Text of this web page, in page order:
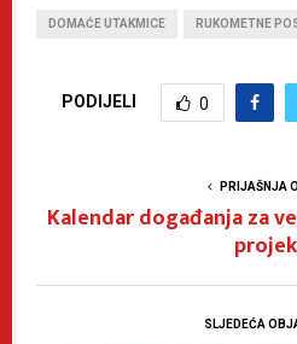
DOMAĆE UTAKMICE RUKOMETNE
PODIJELI 0
PRIJAŠNJA
Kalendar događanja za
SLJEDEĆA